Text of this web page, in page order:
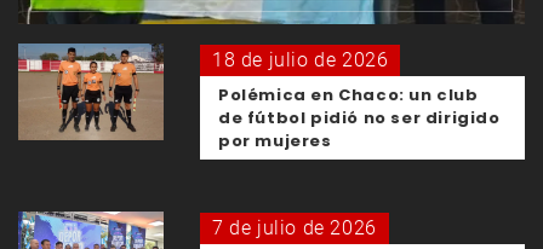
18 de julio de 2026
Polémica en Chaco: un club
de fútbol pidió no ser dirigido
por mujeres
7 de julio de 2026